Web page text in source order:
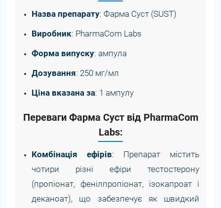
Назва препарату: Фарма Суст (SUST)
Виробник: PharmaCom Labs
Форма випуску: ампула
Дозування: 250 мг/мл
Ціна вказана за: 1 ампулу
Переваги Фарма Суст від PharmaCom
Labs:
Комбінація ефірів: Препарат містить
чотири різні ефіри тестостерону
(пропіонат, фенілпропіонат, ізокапроат і
деканоат), що забезпечує як швидкий